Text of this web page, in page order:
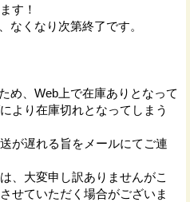
す！
くなり次第終了です。
め、Web上で在庫ありとなって
より在庫切れとなってしまう
が遅れる旨をメールにてご連
、大変申し訳ありませんがこ
せていただく場合がございま